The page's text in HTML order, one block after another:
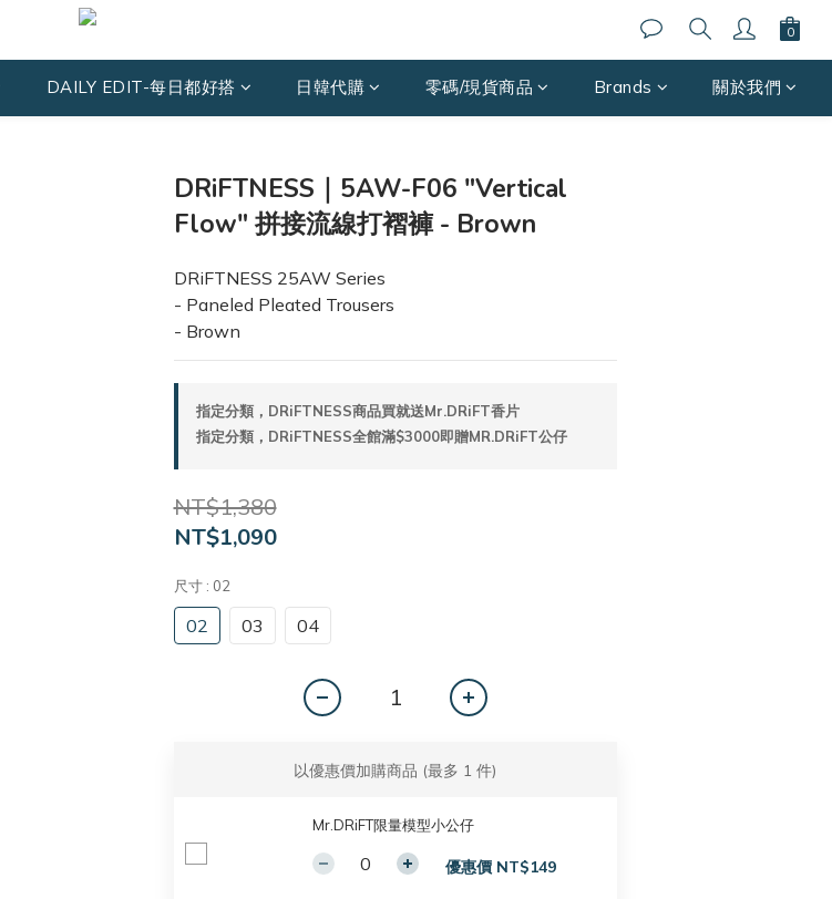
DAILY EDIT-每日都好搭 日韓代購 零碼/現貨商品 Brands 關於我們
DRiFTNESS｜5AW-F06 "Vertical
Flow" 拼接流線打褶褲 - Brown
DRiFTNESS 25AW Series
- Paneled Pleated Trousers
- Brown
指定分類，DRiFTNESS商品買就送Mr.DRiFT香片
指定分類，DRiFTNESS全館滿$3000即贈MR.DRiFT公仔
NT$1,380
NT$1,090
尺寸 : 02
02 03 04
以優惠價加購商品 (最多 1 件)
Mr.DRiFT限量模型小公仔
優惠價 NT$149